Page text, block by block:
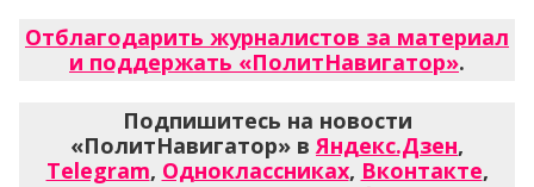
Отблагодарить журналистов за материал
и поддержать «ПолитНавигатор».
Подпишитесь на новости
«ПолитНавигатор» вЯндекс.Дзен,
Telegram, Одноклассниках, Вконтакте,